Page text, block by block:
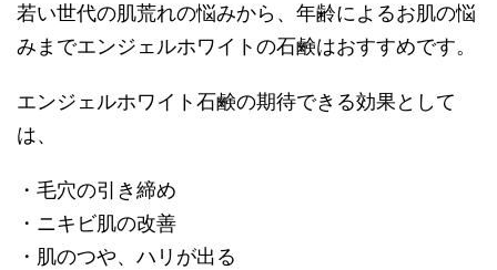
若い世代の肌荒れの悩みから、年齢によるお肌の悩
みまでエンジェルホワイトの石鹸はおすすめです。
エンジェルホワイト石鹸の期待できる効果として
は、
・毛穴の引き締め
・ニキビ肌の改善
・肌のつや、ハリが出る